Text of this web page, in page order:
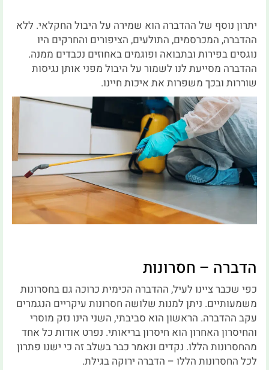
יתרון נוסף של ההדברה הוא שמירה על היבול החקלאי. ללא
ההדברה, המכרסמים, התולעים, הציפורים והחרקים היו
נוגסים בפירות ובתבואה ופוגמים באחוזים נכבדים ממנה.
ההדברה מסייעת לנו לשמור על היבול מפני אותן נגיסות
שוררות ובכך משפרות את איכות חיינו.
הדברה – חסרונות
כפי שכבר ציינו לעיל, ההדברה הכימית כרוכה גם בחסרונות
משמעותיים. ניתן למנות שלושה חסרונות עיקריים הנגמרים
עקב ההדברה. הראשון הוא סביבתי, השני הינו נזק מוסרי
והחיסרון האחרון הוא חיסרון בריאותי. נפרט אודות כל אחד
מהחסרונות הללו. נקדים ונאמר כבר בשלב זה כי ישנו פתרון
לכל החסרונות הללו – הדברה ירוקה בגילת.